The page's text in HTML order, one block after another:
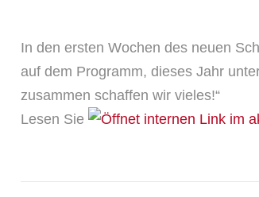
In den ersten Wochen des neuen
auf dem Programm, dieses Jahr
zusammen schaffen wir vieles!“
Lesen Sie